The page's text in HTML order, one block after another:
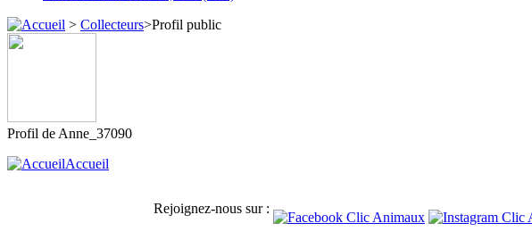
> Collecteurs>Profil public
Profil de Anne_37090
Accueil
Rejoignez-nous sur :